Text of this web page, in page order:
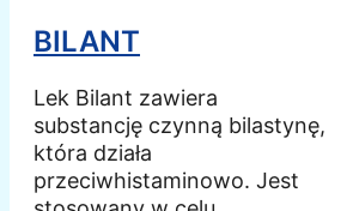
BILANT
Lek Bilant zawiera
substancję czynną bilastynę,
która działa
przeciwhistaminowo. Jest